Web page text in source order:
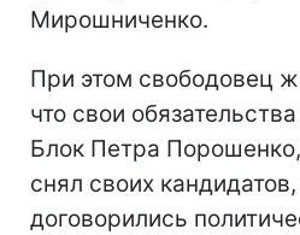
Мирошниченко.
При этом свободовец
что свои
Блок Петра
снял своих
договорились